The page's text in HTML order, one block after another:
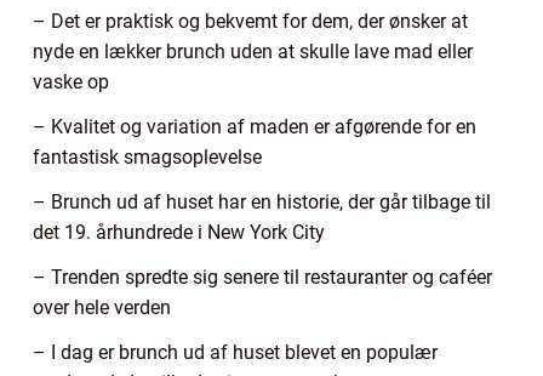
– Det er praktisk og bekvemt for dem, der ønsker at
nyde en lækker brunch uden at skulle lave mad eller
vaske op
– Kvalitet og variation af maden er afgørende for en
fantastisk smagsoplevelse
– Brunch ud af huset har en historie, der går tilbage til
det 19. århundrede i New York City
– Trenden spredte sig senere til restauranter og caféer
over hele verden
– I dag er brunch ud af huset blevet en populær